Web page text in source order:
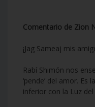
Comentario de Zion
¡Jag Sameaj mis
Rabí Shimón nos
‘pende’ del amor.
inferior con la Luz del